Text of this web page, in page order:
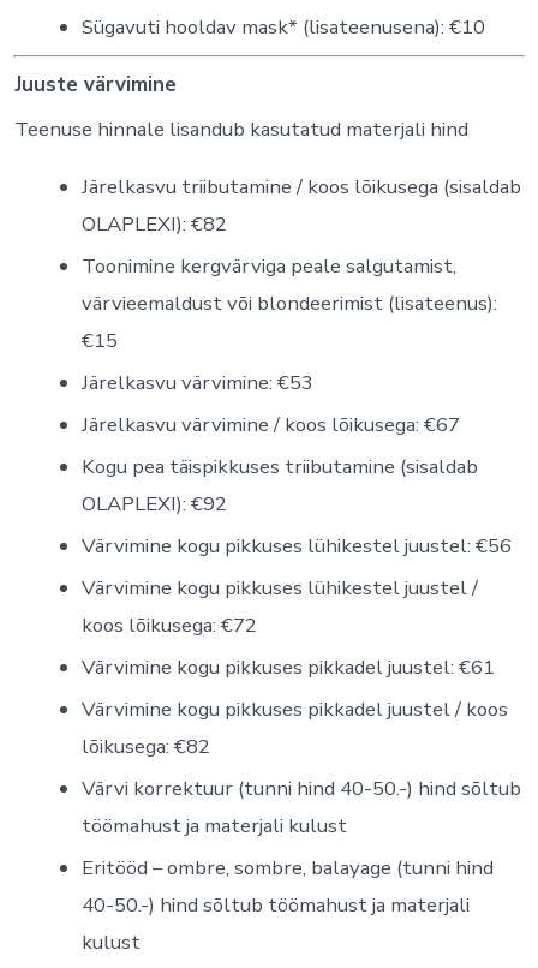
Sügavuti hooldav mask* (lisateenusena): €10
Juuste värvimine
Teenuse hinnale lisandub kasutatud materjali hind
Järelkasvu triibutamine / koos lõikusega (sisaldab
OLAPLEXI): €82
Toonimine kergvärviga peale salgutamist,
värvieemaldust või blondeerimist (lisateenus):
€15
Järelkasvu värvimine: €53
Järelkasvu värvimine / koos lõikusega: €67
Kogu pea täispikkuses triibutamine (sisaldab
OLAPLEXI): €92
Värvimine kogu pikkuses lühikestel juustel: €56
Värvimine kogu pikkuses lühikestel juustel /
koos lõikusega: €72
Värvimine kogu pikkuses pikkadel juustel: €61
Värvimine kogu pikkuses pikkadel juustel / koos
lõikusega: €82
Värvi korrektuur (tunni hind 40-50.-) hind sõltub
töömahust ja materjali kulust
Eritööd – ombre, sombre, balayage (tunni hind
40-50.-) hind sõltub töömahust ja materjali
kulust